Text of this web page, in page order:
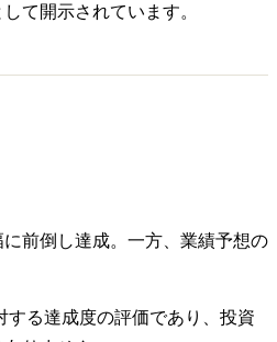
て開示されています。
前倒し達成。一方、業績予想の
る達成度の評価であり、投資